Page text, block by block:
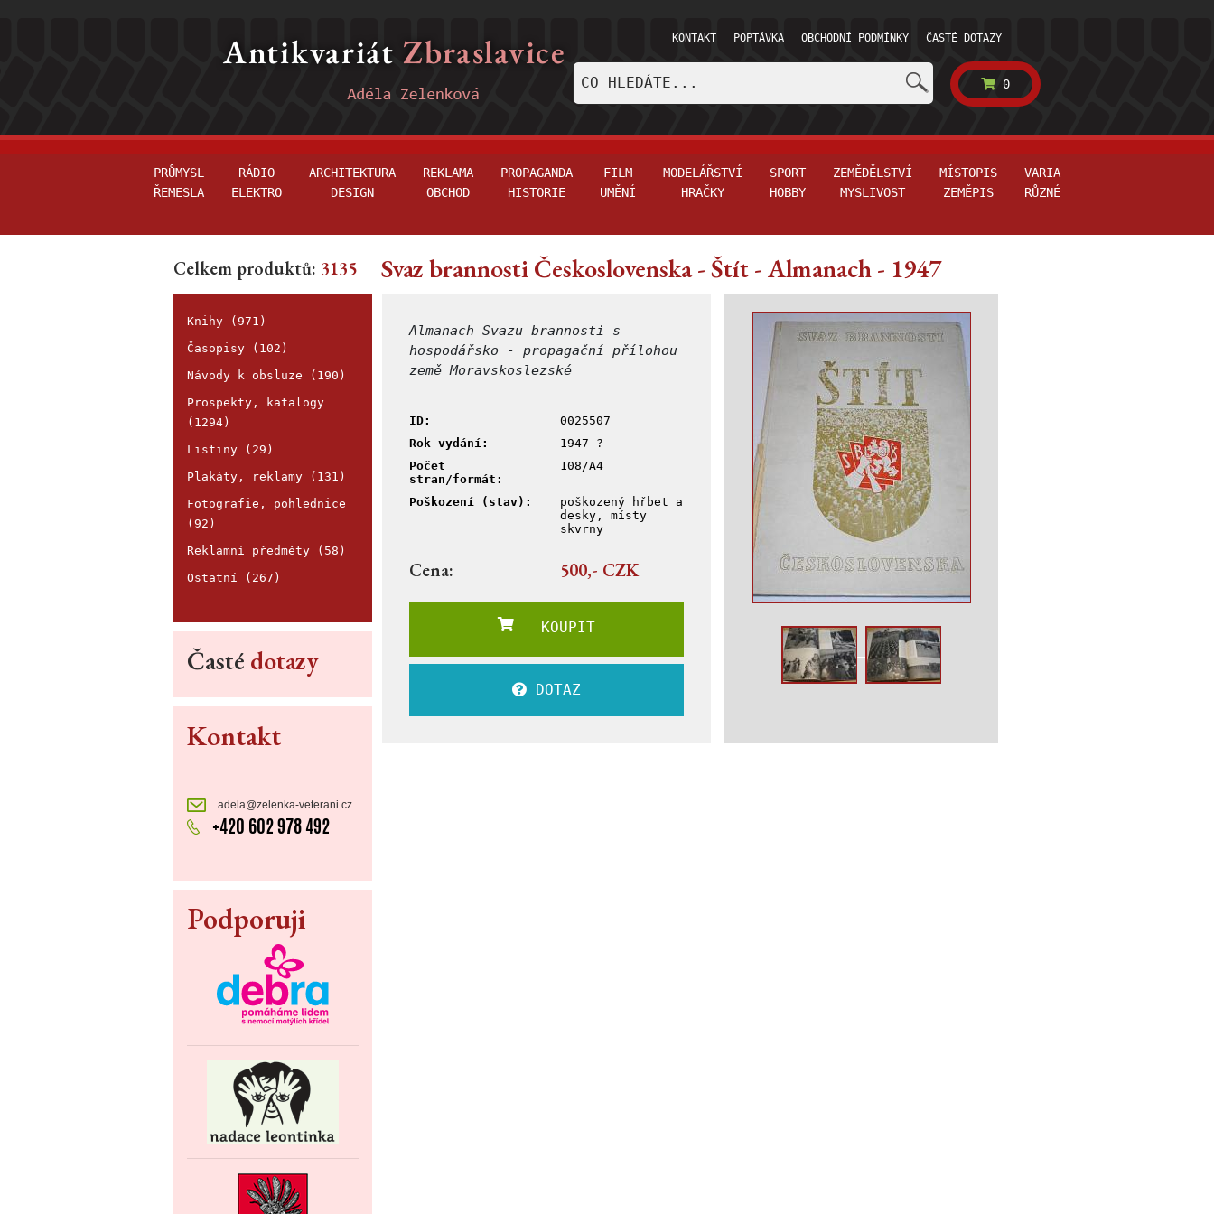
KONTAKT POPTÁVKA OBCHODNÍ PODMÍNKY ČASTÉ DOTAZY
0
PRŮMYSL
ŘEMESLA
RÁDIO
ELEKTRO
ARCHITEKTURA
DESIGN
REKLAMA
OBCHOD
PROPAGANDA
HISTORIE
FILM
UMĚNÍ
MODELÁŘSTVÍ
HRAČKY
SPORT
HOBBY
ZEMĚDĚLSTVÍ
MYSLIVOST
MÍSTOPIS
ZEMĚPIS
VARIA
RŮZNÉ
Celkem produktů: 3135
Knihy (971)
Časopisy (102)
Návody k obsluze (190)
Prospekty, katalogy
(1294)
Listiny (29)
Plakáty, reklamy (131)
Fotografie, pohlednice
(92)
Reklamní předměty (58)
Ostatní (267)
Časté dotazy
Kontakt
adela@zelenka-veterani.cz
+420 602 978 492
Podporuji
Svaz brannosti Československa - Štít - Almanach - 1947
Almanach Svazu brannosti s
hospodářsko - propagační přílohou
země Moravskoslezské
ID:
0025507
Rok vydání:
1947 ?
Počet
stran/formát:
108/A4
Poškození (stav):
poškozený hřbet a
desky, místy
skvrny
Cena: 500,- CZK
KOUPIT
DOTAZ